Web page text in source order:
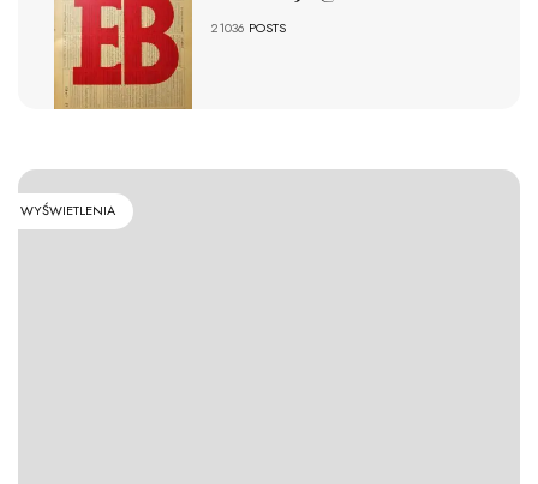
21036 POSTS
WYŚWIETLENIA